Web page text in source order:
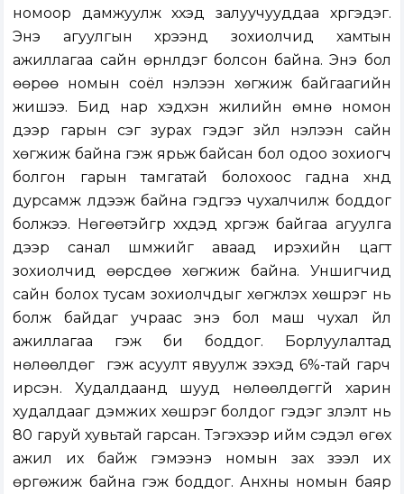
номоор дамжуулж хүүхэд залуучууддаа хүргэдэг.
Энэ агуулгын хүрээнд зохиолчид хамтын
ажиллагаа сайн өрнүүлдэг болсон байна. Энэ бол
өөрөө номын соёл нэлээн хөгжиж байгаагийн
жишээ. Бид нар хэдхэн жилийн өмнө номон
дээр гарын үсэг зурах гэдэг зүйл нэлээн сайн
хөгжиж байна гэж ярьж байсан бол одоо зохиогч
болгон гарын тамгатай болохоос гадна хүнд
дурсамж үлдээж байна гэдгээ чухалчилж боддог
болжээ. Нөгөөтэйгүүр хүүхдэд хүргэж байгаа агуулга
дээр санал шүүмжийг аваад ирэхийн цагт
зохиолчид өөрсдөө хөгжиж байна. Уншигчид
сайн болох тусам зохиолчдыг хөгжүүлэх хөшүүрэг нь
болж байдаг учраас энэ бол маш чухал үйл
ажиллагаа гэж би боддог. Борлуулалтад
нөлөөлдөг үү гэж асуулт явуулж үзэхэд 6%-тай гарч
ирсэн. Худалдаанд шууд нөлөөлдөггүй харин
худалдааг дэмжих хөшүүрэг болдог гэдэг үзүүлэлт нь
80 гаруй хувьтай гарсан. Тэгэхээр ийм сэдэл өгөх
ажил их байж гэмээнэ номын зах зээл их
өргөжиж байна гэж боддог. Анхны номын баяр